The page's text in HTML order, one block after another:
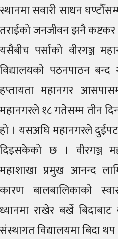
स्थानमा सवारी साधन
तराईको जनजीवन झनै
यसैबीच पर्साको वीरगञ्ज
विद्यालयको पठनपाठन
हप्तायता महानगर
महानगरले १८ गतेसम्म तीन
हो । यसअघि महानगरले
दिइसकेको छ । वीरगञ्ज
महाशाखा प्रमुख आनन्द
कारण बालबालिकाको
ध्यानमा राखेर बर्खे
संस्थागत विद्यालयमा बिदा थप